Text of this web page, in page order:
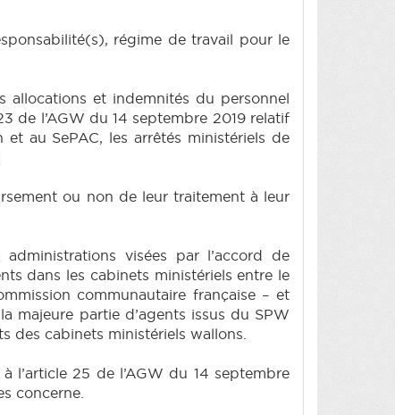
régime de travail pour le
allocations et indemnités du personnel
de l’AGW du 14 septembre 2019 relatif
au SePAC, les arrêtés ministériels de
ou non de leur traitement à leur
visées par l’accord de
dans les cabinets ministériels entre le
communautaire française – et
majeure partie d’agents issus du SPW
des cabinets ministériels wallons.
l’article 25 de l’AGW du 14 septembre
concerne.